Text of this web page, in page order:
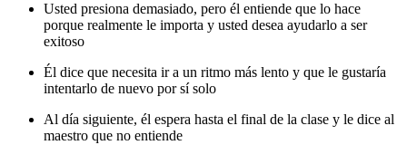
Usted presiona demasiado, pero él entiende que lo hace
porque realmente le importa y usted desea ayudarlo a ser
exitoso
Él dice que necesita ir a un ritmo más lento y que le gustaría
intentarlo de nuevo por sí solo
Al día siguiente, él espera hasta el final de la clase y le dice al
maestro que no entiende